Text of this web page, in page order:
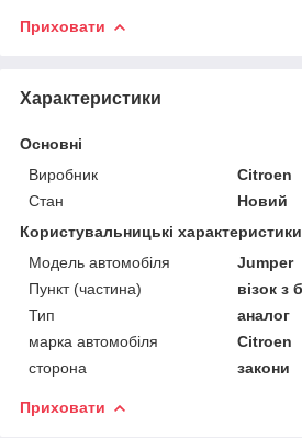
Приховати
Характеристики
Основні
Виробник
Citroen
Стан
Новий
Користувальницькі характеристики
Модель автомобіля
Jumper
Пункт (частина)
візок з
Тип
аналог
марка автомобіля
Citroen
сторона
закони
Приховати